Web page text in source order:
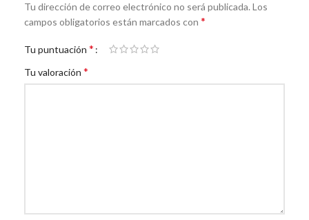
Tu dirección de correo electrónico no será publicada. Los
campos obligatorios están marcados con *
Tu puntuación *
Tu valoración *